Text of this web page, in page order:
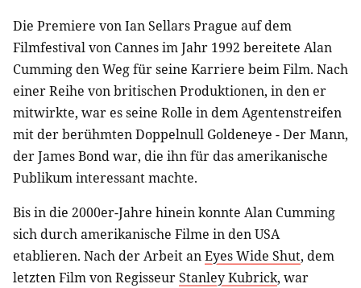
Die Premiere von Ian Sellars Prague auf dem
Filmfestival von Cannes im Jahr 1992 bereitete Alan
Cumming den Weg für seine Karriere beim Film. Nach
einer Reihe von britischen Produktionen, in den er
mitwirkte, war es seine Rolle in dem Agentenstreifen
mit der berühmten Doppelnull Goldeneye - Der Mann,
der James Bond war, die ihn für das amerikanische
Publikum interessant machte.
Bis in die 2000er-Jahre hinein konnte Alan Cumming
sich durch amerikanische Filme in den USA
etablieren. Nach der Arbeit anEyes Wide Shut, dem
letzten Film von RegisseurStanley Kubrick, war